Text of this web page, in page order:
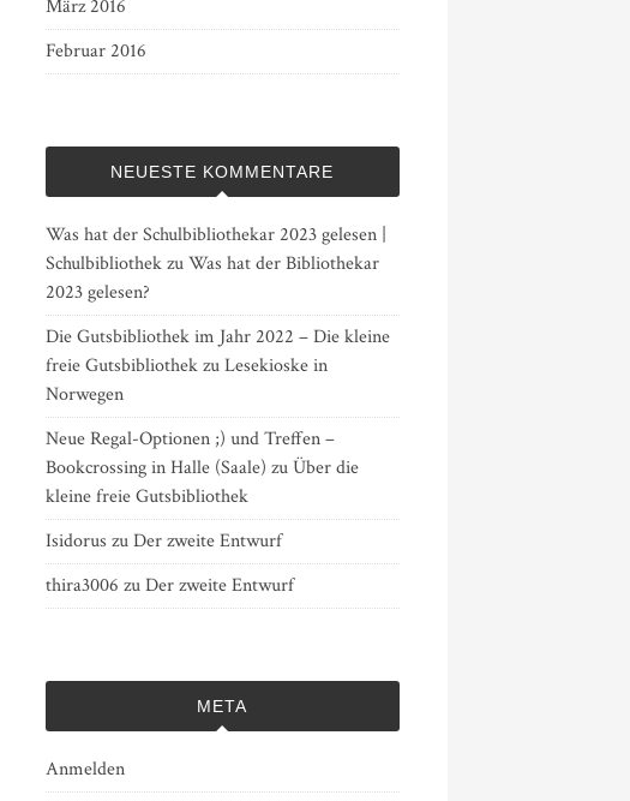
März 2016
Februar 2016
NEUESTE KOMMENTARE
Was hat der Schulbibliothekar 2023 gelesen |
SchulbibliothekzuWas hat der Bibliothekar
2023 gelesen?
Die Gutsbibliothek im Jahr 2022 – Die kleine
freie GutsbibliothekzuLesekioske in
Norwegen
Neue Regal-Optionen ;) und Treffen –
Bookcrossing in Halle (Saale) zuÜber die
kleine freie Gutsbibliothek
Isidorus zuDer zweite Entwurf
thira3006 zuDer zweite Entwurf
META
Anmelden